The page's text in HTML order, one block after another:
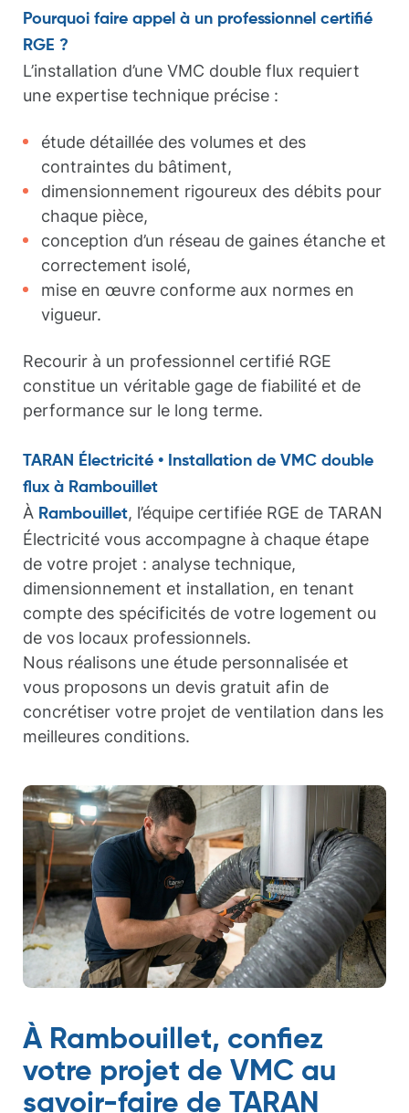
Pourquoi faire appel à un professionnel certifié
RGE ?
L’installation d’une VMC double flux requiert
une expertise technique précise :
étude détaillée des volumes et des
contraintes du bâtiment,
dimensionnement rigoureux des débits pour
chaque pièce,
conception d’un réseau de gaines étanche et
correctement isolé,
mise en œuvre conforme aux normes en
vigueur.
Recourir à un professionnel certifié RGE
constitue un véritable gage de fiabilité et de
performance sur le long terme.
TARAN Électricité • Installation de VMC double
flux à Rambouillet
À Rambouillet, l’équipe certifiée RGE de TARAN
Électricité vous accompagne à chaque étape
de votre projet : analyse technique,
dimensionnement et installation, en tenant
compte des spécificités de votre logement ou
de vos locaux professionnels.
Nous réalisons une étude personnalisée et
vous proposons un devis gratuit afin de
concrétiser votre projet de ventilation dans les
meilleures conditions.
À Rambouillet, confiez
votre projet de VMC au
savoir-faire de TARAN